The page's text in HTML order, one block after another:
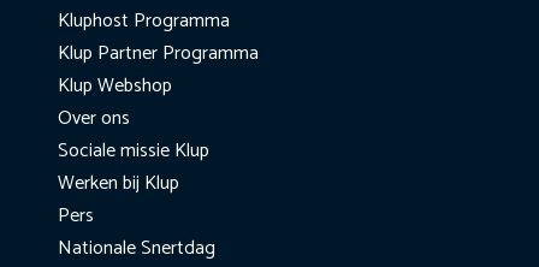
Kluphost Programma
Klup Partner Programma
Klup Webshop
Over ons
Sociale missie Klup
Werken bij Klup
Pers
Nationale Snertdag